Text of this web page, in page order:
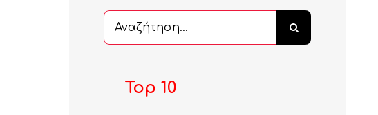
Αναζήτηση
...
Top 10